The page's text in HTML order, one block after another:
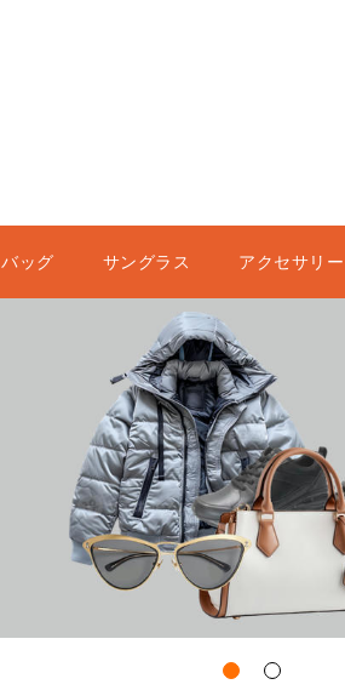
バッグ サングラス アクセサリー